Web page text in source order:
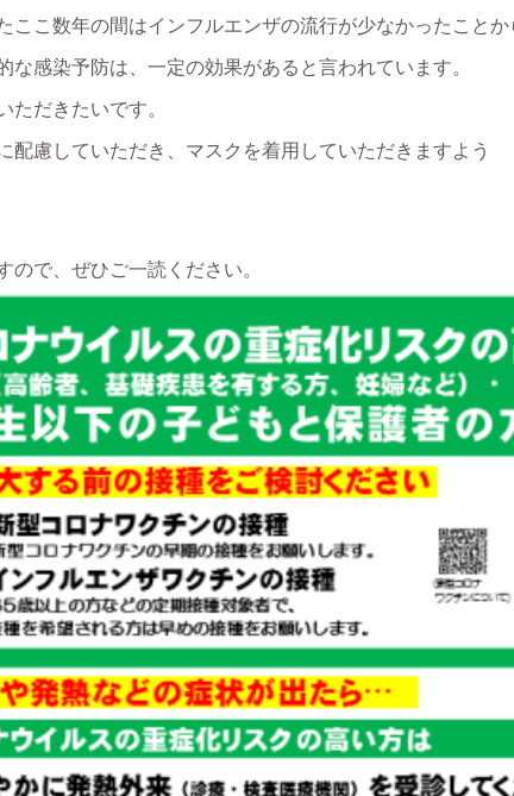
ここ数年の間はインフルエンザの流行が少なかったことか
な感染予防は、一定の効果があると言われています。
ただきたいです。
配慮していただき、マスクを着用していただきますよう
ので、ぜひご一読ください。